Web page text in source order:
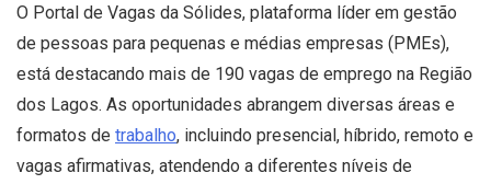
O Portal de Vagas da Sólides, plataforma líder em gestão
de pessoas para pequenas e médias empresas (PMEs),
está destacando mais de 190 vagas de emprego na Região
dos Lagos. As oportunidades abrangem diversas áreas e
formatos de trabalho, incluindo presencial, híbrido, remoto e
vagas afirmativas, atendendo a diferentes níveis de